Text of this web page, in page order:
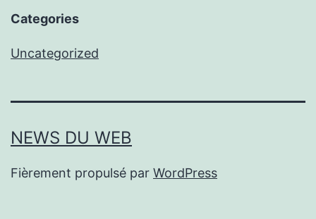
Categories
Uncategorized
NEWS DU WEB
Fièrement propulsé par WordPress